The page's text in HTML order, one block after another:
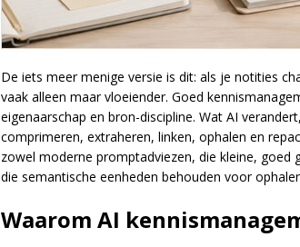
De iets meer menige versie is dit: als je notities
vaak alleen maar vloeiender. Goed
eigenaarschap en bron-discipline. Wat AI
comprimeren, extraheren, linken, ophalen en
zowel moderne promptadviezen, die kleine, goed
die semantische eenheden behouden voor
Waarom AI